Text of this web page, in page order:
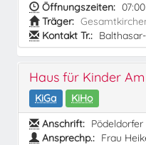
Öffnungszeiten:
Träger:
Kontakt Tr.:
Haus für Kinder
KiGa
KiHo
Anschrift: Pödeldorfer
Ansprechp.: Frau